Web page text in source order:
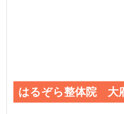
はるぞら整体院 大